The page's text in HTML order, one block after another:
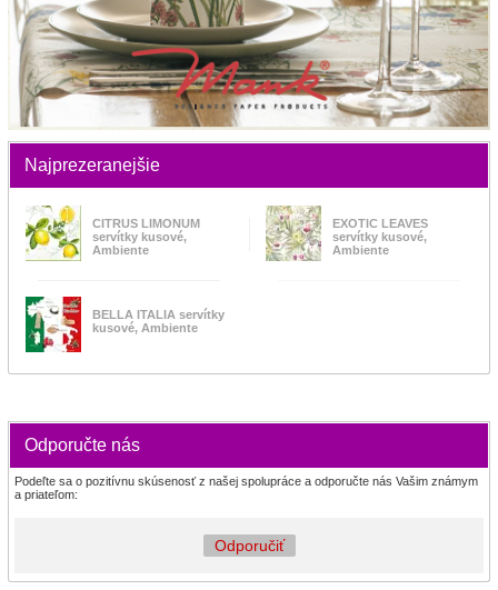
Najprezeranejšie
CITRUS LIMONUM
servítky kusové,
Ambiente
EXOTIC LEAVES
servítky kusové,
Ambiente
BELLA ITALIA servítky
kusové, Ambiente
Odporučte nás
Podeľte sa o pozitívnu skúsenosť z našej spolupráce a odporučte nás Vašim známym
a priateľom:
Odporučiť